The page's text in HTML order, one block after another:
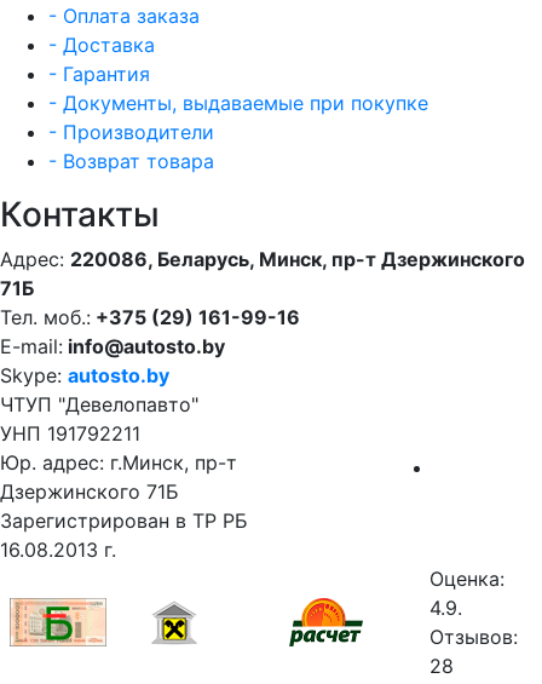
- Оплата заказа
- Доставка
- Гарантия
- Документы, выдаваемые при покупке
- Производители
- Возврат товара
Контакты
Адрес: 220086, Беларусь, Минск, пр-т Дзержинского
71Б
Тел. моб.: +375 (29) 161-99-16
E-mail: info@autosto.by
Skype: autosto.by
ЧТУП "Девелопавто"
УНП 191792211
Юр. адрес: г.Минск, пр-т
Дзержинского 71Б
Зарегистрирован в ТР РБ
16.08.2013 г.
Оценка:
4.9.
Отзывов:
28